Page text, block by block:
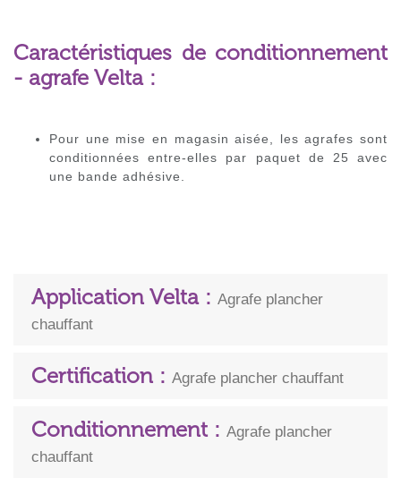
Caractéristiques de conditionnement
- agrafe Velta :
Pour une mise en magasin aisée, les agrafes sont
conditionnées entre-elles par paquet de 25 avec
une bande adhésive.
Application Velta : Agrafe plancher
chauffant
Certification : Agrafe plancher chauffant
Conditionnement : Agrafe plancher
chauffant